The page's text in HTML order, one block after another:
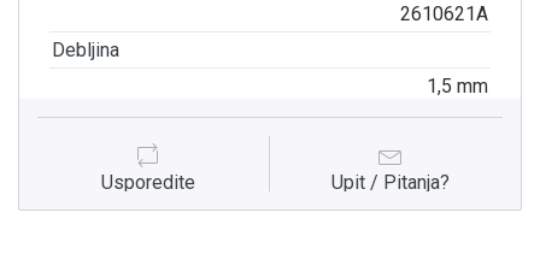
2610621A
Debljina
1,5 mm
Usporedite Upit / Pitanja?